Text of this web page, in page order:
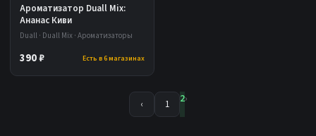
Ароматизатор Duall Mix:
Ананас Киви
Duall · Duall Mix · Ароматизаторы
390 ₽ Есть в 6 магазинах
‹ 1 2›